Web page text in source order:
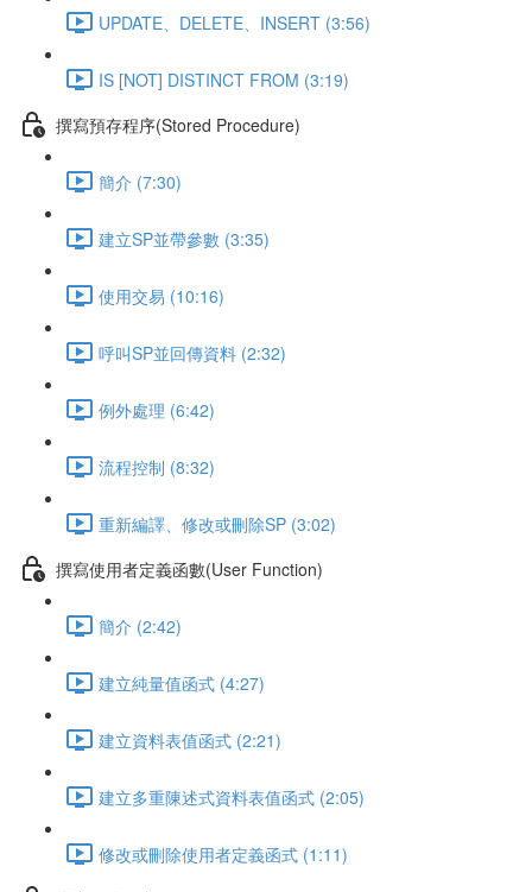
UPDATE、DELETE、INSERT (3:56)
IS [NOT] DISTINCT FROM (3:19)
撰寫預存程序(Stored Procedure)
簡介 (7:30)
建立SP並帶參數 (3:35)
使用交易 (10:16)
呼叫SP並回傳資料 (2:32)
例外處理 (6:42)
流程控制 (8:32)
重新編譯、修改或刪除SP (3:02)
撰寫使用者定義函數(User Function)
簡介 (2:42)
建立純量值函式 (4:27)
建立資料表值函式 (2:21)
建立多重陳述式資料表值函式 (2:05)
修改或刪除使用者定義函式 (1:11)